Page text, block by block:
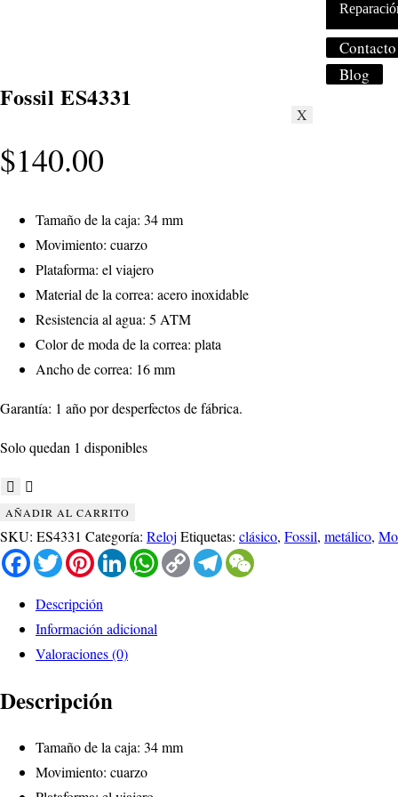
Contacto
Blog
X
Fossil ES4331
$140.00
Tamaño de la caja: 34 mm
Movimiento: cuarzo
Plataforma: el viajero
Material de la correa: acero inoxidable
Resistencia al agua: 5 ATM
Color de moda de la correa: plata
Ancho de correa: 16 mm
Garantía: 1 año por desperfectos de fábrica.
Solo quedan 1 disponibles
AÑADIR AL CARRITO
SKU: ES4331 Categoría: Reloj Etiquetas: clásico, Fossil, metálico,
FacebookTwitterPinterestLinkedInWhatsApp
Copy
Link
Telegram
Descripción
Información adicional
Valoraciones (0)
Descripción
Tamaño de la caja: 34 mm
Movimiento: cuarzo